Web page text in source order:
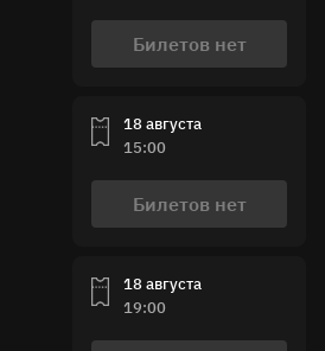
Билетов нет
18 августа
15:00
Билетов нет
18 августа
19:00